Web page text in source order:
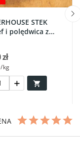
STEK
i polędwica z

kg